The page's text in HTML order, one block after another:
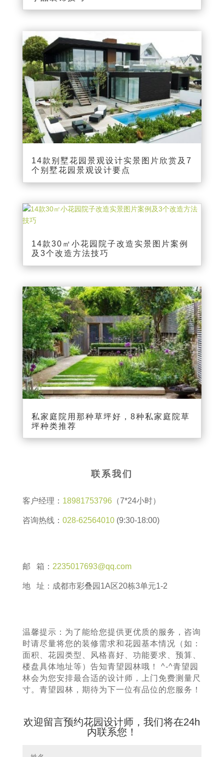
14款别墅花园景观设计实景图片欣赏及7
个别墅花园景观设计要点
14款30㎡小花园院子改造实景图片案例
及3个改造方法技巧
私家庭院用那种草坪好，8种私家庭院草
坪种类推荐
联系我们
客户经理： 18981753796（7*24小时）
咨询热线： 028-62564010(9:30-18:00)
邮 箱： 2235017693@qq.com
地 址：成都市彩叠园1A区20栋3单元1-2
温馨提示：为了能给您提供更优质的服务，咨询
时请尽量将您的装修需求和花园基本情况（如：
面积、花园类型、风格喜好、功能要求、预算、
楼盘具体地址等）告知青望园林哦！ ^-^青望园
林会为您安排最合适的设计师，上门免费测量尺
寸。青望园林，期待为下一位有品位的您服务！
欢迎留言预约花园设计师，我们将在24h
内联系您！